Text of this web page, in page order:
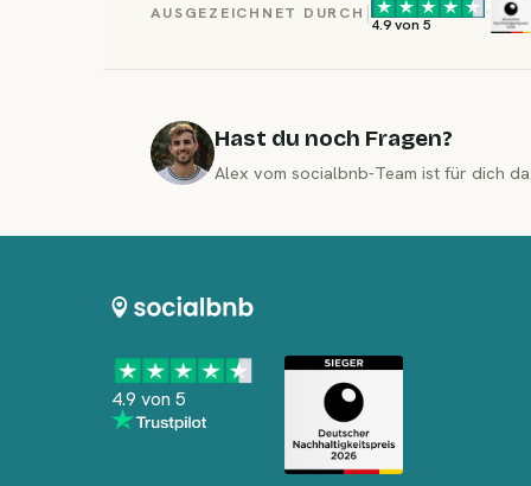
AUSGEZEICHNET DURCH
4.9 von 5 ·
Hast du noch Fragen?
Alex vom socialbnb-Team ist für dich da.
4.9 von 5